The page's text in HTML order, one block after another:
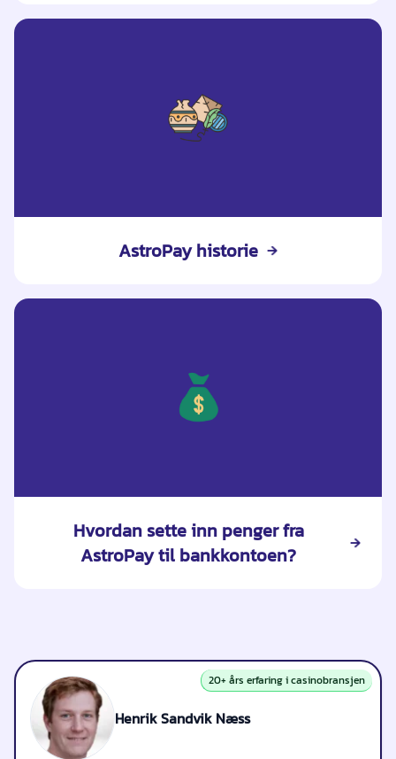
AstroPay historie
Hvordan sette inn penger fra
AstroPay til bankkontoen?
20+ års erfaring i casinobransjen
Henrik Sandvik Næss